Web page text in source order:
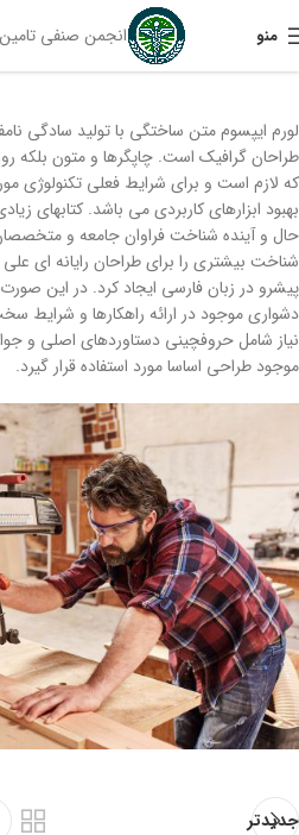
منو انجمن صنفی
لورم ایپسوم متن ساختگی با تولید سادگی
طراحان گرافیک است. چاپگرها و متون بلکه
که لازم است و برای شرایط فعلی تکنولوژی
بهبود ابزارهای کاربردی می باشد.
حال و آینده شناخت فراوان جامعه و متخصصان
شناخت بیشتری را برای طراحان رایانه ای
پیشرو در زبان فارسی ایجاد کرد. در این
دشواری موجود در ارائه راهکارها و شرایط
نیاز شامل حروفچینی دستاوردهای اصلی و
موجود طراحی اساسا مورد استفاده قرار گیرد.
جدیدتر